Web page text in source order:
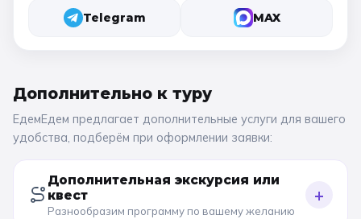
Telegram MAX
Дополнительно к туру
ЕдемЕдем предлагает дополнительные услуги для вашего
удобства, подберём при оформлении заявки:
Дополнительная экскурсия или
квест
Разнообразим программу по вашему желанию
+